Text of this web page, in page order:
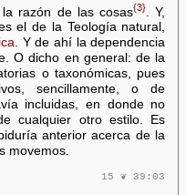
razón de las cosas{3}
. Y,
el de la Teología natural,
. Y de ahí la dependencia
O dicho en general: de la
o taxonómicas, pues
sencillamente, o de
incluidas, en donde no
cualquier otro estilo. Es
anterior acerca de la
movemos.
15 ❦ 39:03